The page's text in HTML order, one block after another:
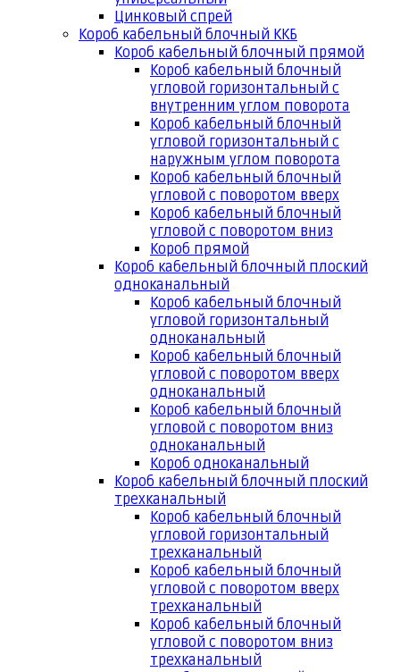
Цинковый спрей
Короб кабельный блочный ККБ
Короб кабельный блочный прямой
Короб кабельный блочный
угловой горизонтальный с
внутренним углом поворота
Короб кабельный блочный
угловой горизонтальный с
наружным углом поворота
Короб кабельный блочный
угловой с поворотом вверх
Короб кабельный блочный
угловой с поворотом вниз
Короб прямой
Короб кабельный блочный плоский
одноканальный
Короб кабельный блочный
угловой горизонтальный
одноканальный
Короб кабельный блочный
угловой с поворотом вверх
одноканальный
Короб кабельный блочный
угловой с поворотом вниз
одноканальный
Короб одноканальный
Короб кабельный блочный плоский
трехканальный
Короб кабельный блочный
угловой горизонтальный
трехканальный
Короб кабельный блочный
угловой с поворотом вверх
трехканальный
Короб кабельный блочный
угловой с поворотом вниз
трехканальный